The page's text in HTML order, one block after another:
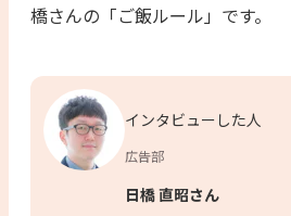
橋さんの「ご飯ルール」です。
インタビューした人
広告部
日橋 直昭さん